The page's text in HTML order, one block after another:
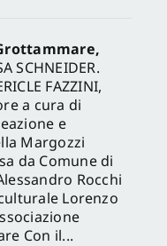
SCHNEIDER.
FAZZINI,
a cura di
e
Margozzi
da Comune di
Rocchi
Lorenzo
Con il...